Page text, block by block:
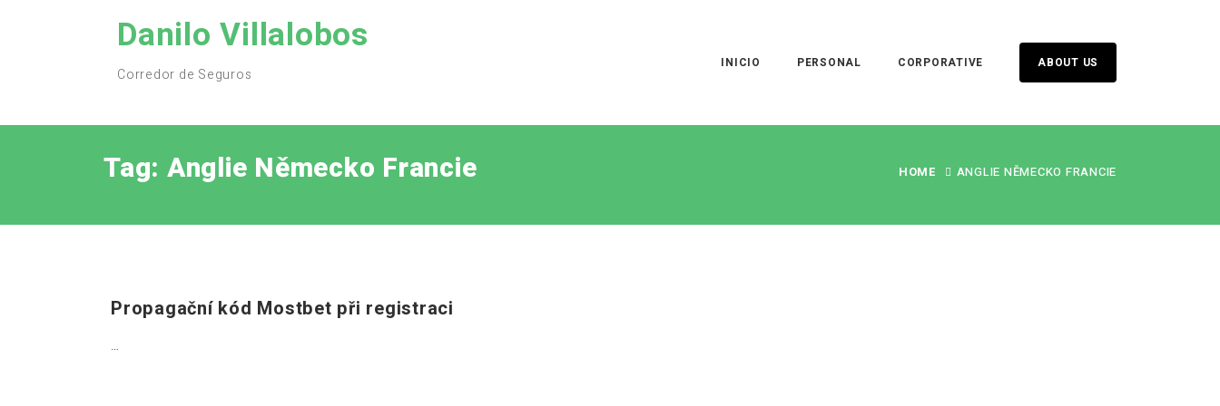
Danilo Villalobos
Corredor de Seguros
INICIO PERSONAL CORPORATIVE ABOUT US
Tag: Anglie Německo Francie HOME ANGLIE NĚMECKO FRANCIE
Propagační kód Mostbet při registraci
…